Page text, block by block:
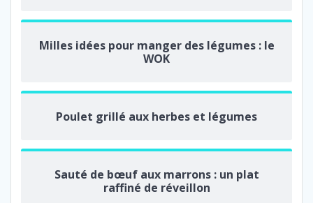
Milles idées pour manger des légumes : le
WOK
Poulet grillé aux herbes et légumes
Sauté de bœuf aux marrons : un plat
raffiné de réveillon